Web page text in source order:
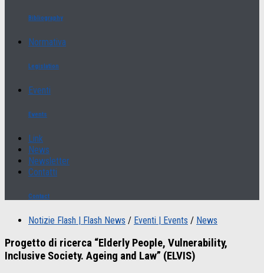
Bibliography
Normativa
Legislation
Eventi
Events
Link
News
Newsletter
Contatti
Contact
Notizie Flash | Flash News / Eventi | Events / News
Progetto di ricerca “Elderly People, Vulnerability,
Inclusive Society. Ageing and Law” (ELVIS)